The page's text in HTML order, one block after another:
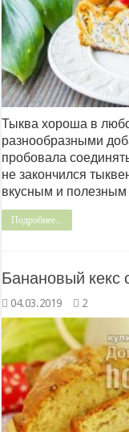
Тыква хороша в
разнообразными
пробовала
не закончился
вкусным и
Подробнее...
Банановый кекс
04.03.2019 2